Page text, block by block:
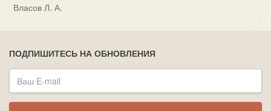
Власов Л. А.
ПОДПИШИТЕСЬ НА ОБНОВЛЕНИЯ